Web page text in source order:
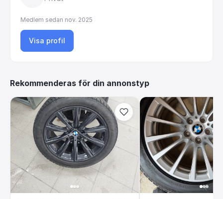
Medlem sedan nov. 2025
Visa profil
Rekommenderas för din annonstyp